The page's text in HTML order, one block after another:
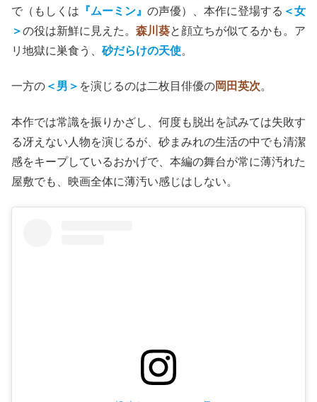
で（もしくは 『ムーミン』 の声優）、本作に登場する ＜女
＞の役は新鮮に見えた。 森川葵と顔立ちが似てるかも。 ア
リ地獄に巣食う、 砂だらけの天使。
一方の ＜男＞ を演じるのは二枚目俳優の岡田英次。
本作では常識を振りかざし、何度も脱出を試みては失敗す
る冴えない人物を演じるが、砂まみれの生活の中でも清潔
感をキープしているおかげで、本編の舞台が常に薄汚れた
屋敷でも、映画全体に薄汚い感じはしない。